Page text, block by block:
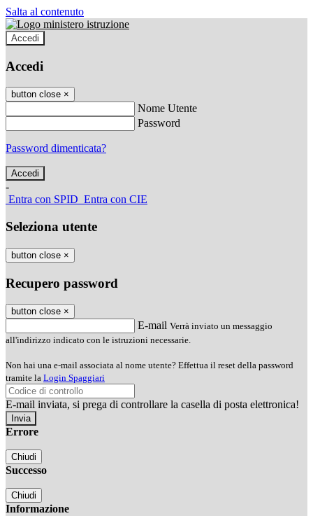
Salta al contenuto
Accedi
Accedi
button close ×
Nome Utente
Password
Password dimenticata?
-
Entra con SPID Entra con CIE
Seleziona utente
button close ×
Recupero password
button close ×
E-mail Verrà inviato un messaggio
all'indirizzo indicato con le istruzioni necessarie.
Non hai una e-mail associata al nome utente? Effettua il reset della password
tramite la Login Spaggiari
E-mail inviata, si prega di controllare la casella di posta elettronica!
Errore
Chiudi
Successo
Chiudi
Informazione